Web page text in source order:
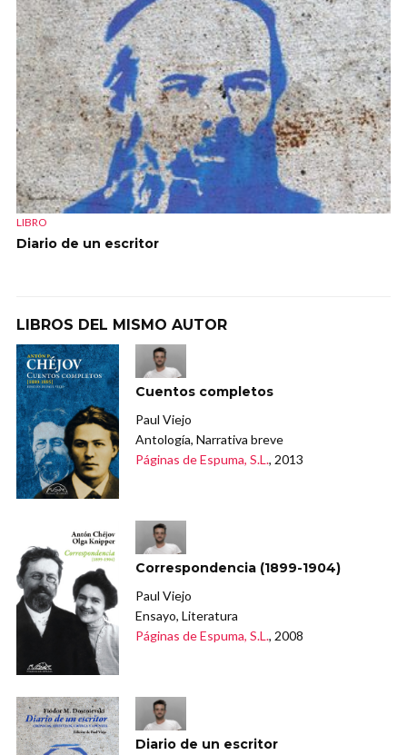
LIBRO
Diario de un escritor
LIBROS DEL MISMO AUTOR
Cuentos completos
Paul Viejo
Antología, Narrativa breve
Páginas de Espuma, S.L., 2013
Correspondencia (1899-1904)
Paul Viejo
Ensayo, Literatura
Páginas de Espuma, S.L., 2008
Diario de un escritor